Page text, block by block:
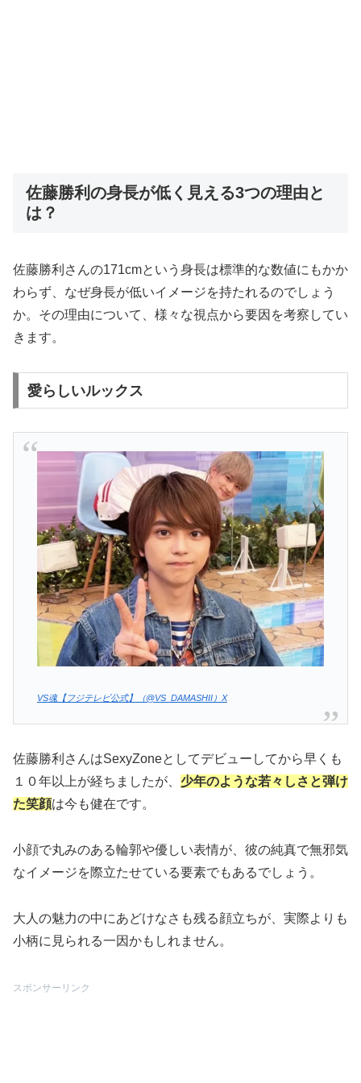
佐藤勝利の身長が低く見える3つの理由と
は？
佐藤勝利さんの171cmという身長は標準的な数値にもかか
わらず、なぜ身長が低いイメージを持たれるのでしょう
か。その理由について、様々な視点から要因を考察してい
きます。
愛らしいルックス
VS魂【フジテレビ公式】（@VS_DAMASHII）X
佐藤勝利さんはSexyZoneとしてデビューしてから早くも
１０年以上が経ちましたが、 少年のような若々しさと弾け
た笑顔は今も健在です。
小顔で丸みのある輪郭や優しい表情が、彼の純真で無邪気
なイメージを際立たせている要素でもあるでしょう。
大人の魅力の中にあどけなさも残る顔立ちが、実際よりも
小柄に見られる一因かもしれません。
スポンサーリンク